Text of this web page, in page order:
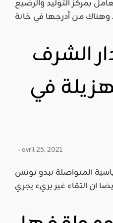
بمركز التوليد والرضيع
الشرف
في
- avril 25, 2021
المتواصلة تبدو تونس